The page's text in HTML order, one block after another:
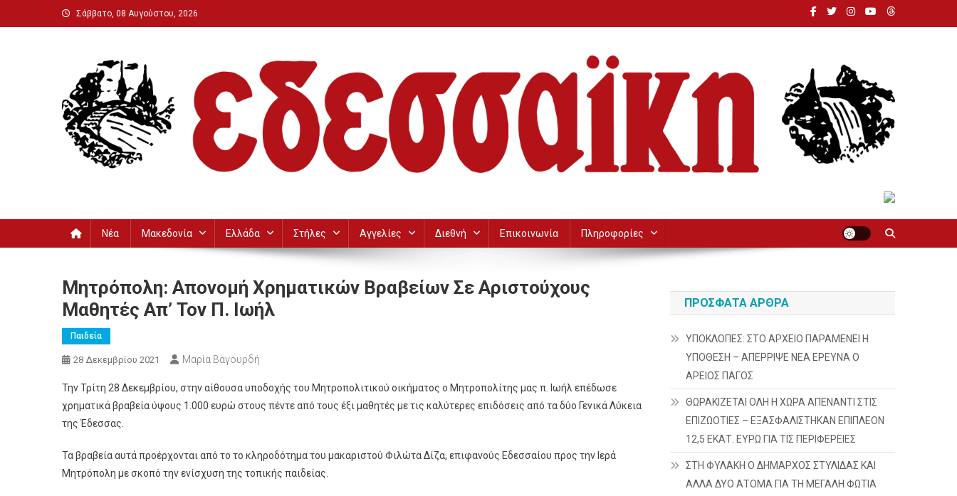
Μεταπηδήστε
στο
Σάββατο, 08 Αυγούστου, 2026
Νέα Μακεδονία Ελλάδα Στήλες Αγγελίες Διεθνή Επικοινωνία Πληροφορίες
Μητρόπολη: Απονομή Χρηματικών Βραβείων Σε Αριστούχους
Μαθητές Απ’ Τον Π. Ιωήλ
Παιδεία
28 Δεκεμβρίου 2021 Μαρία Βαγουρδή
Την Τρίτη 28 Δεκεμβρίου, στην αίθουσα υποδοχής του Μητροπολιτικού οικήματος ο Μητροπολίτης μας π. Ιωήλ επέδωσε
χρηματικά βραβεία ύψους 1.000 ευρώ στους πέντε από τους έξι μαθητές με τις καλύτερες επιδόσεις από τα δύο Γενικά Λύκεια
της Έδεσσας.
Τα βραβεία αυτά προέρχονται από το το κληροδότημα του μακαριστού Φιλώτα Δίζα, επιφανούς Εδεσσαίου προς την Ιερά
Μητρόπολη με σκοπό την ενίσχυση της τοπικής παιδείας.
ΠΡΌΣΦΑΤΑ ΆΡΘΡΑ
ΥΠΟΚΛΟΠΕΣ: ΣΤΟ ΑΡΧΕΙΟ ΠΑΡΑΜΕΝΕΙ Η
ΥΠΟΘΕΣΗ – ΑΠΕΡΡΙΨΕ ΝΕΑ ΕΡΕΥΝΑ Ο
ΑΡΕΙΟΣ ΠΑΓΟΣ
ΘΩΡΑΚΙΖΕΤΑΙ ΟΛΗ Η ΧΩΡΑ ΑΠΕΝΑΝΤΙ ΣΤΙΣ
ΕΠΙΖΩΟΤΙΕΣ – ΕΞΑΣΦΑΛΙΣΤΗΚΑΝ ΕΠΙΠΛΕΟΝ
12,5 ΕΚΑΤ. ΕΥΡΩ ΓΙΑ ΤΙΣ ΠΕΡΙΦΕΡΕΙΕΣ
ΣΤΗ ΦΥΛΑΚΗ Ο ΔΗΜΑΡΧΟΣ ΣΤΥΛΙΔΑΣ ΚΑΙ
ΑΛΛΑ ΔΥΟ ΑΤΟΜΑ ΓΙΑ ΤΗ ΜΕΓΑΛΗ ΦΩΤΙΑ